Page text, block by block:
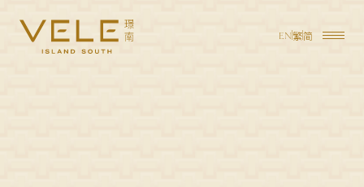
EN 繁简